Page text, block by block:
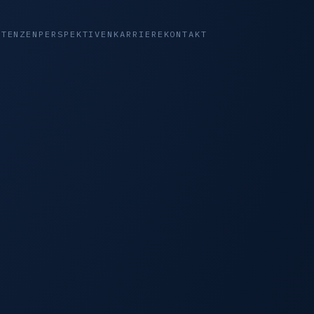
PERSPEKTIVEN KARRIERE KONTAKT